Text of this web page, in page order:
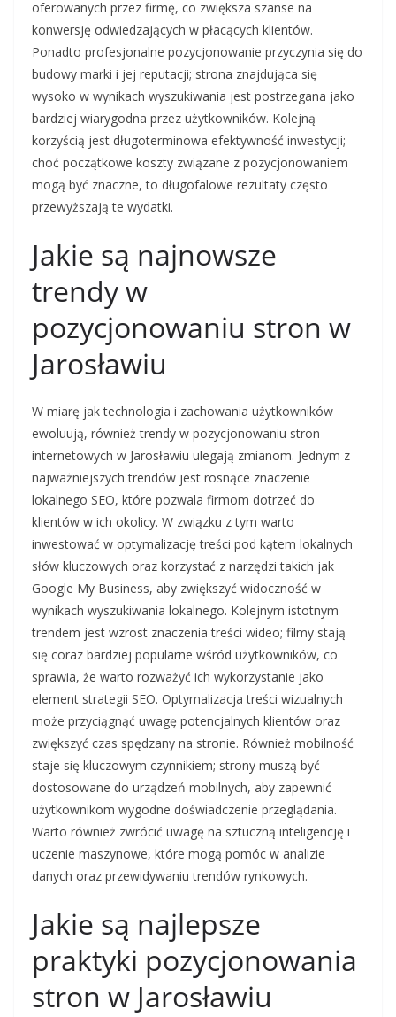
oferowanych przez firmę, co zwiększa szanse na
konwersję odwiedzających w płacących klientów.
Ponadto profesjonalne pozycjonowanie przyczynia się do
budowy marki i jej reputacji; strona znajdująca się
wysoko w wynikach wyszukiwania jest postrzegana jako
bardziej wiarygodna przez użytkowników. Kolejną
korzyścią jest długoterminowa efektywność inwestycji;
choć początkowe koszty związane z pozycjonowaniem
mogą być znaczne, to długofalowe rezultaty często
przewyższają te wydatki.
Jakie są najnowsze
trendy w
pozycjonowaniu stron w
Jarosławiu
W miarę jak technologia i zachowania użytkowników
ewoluują, również trendy w pozycjonowaniu stron
internetowych w Jarosławiu ulegają zmianom. Jednym z
najważniejszych trendów jest rosnące znaczenie
lokalnego SEO, które pozwala firmom dotrzeć do
klientów w ich okolicy. W związku z tym warto
inwestować w optymalizację treści pod kątem lokalnych
słów kluczowych oraz korzystać z narzędzi takich jak
Google My Business, aby zwiększyć widoczność w
wynikach wyszukiwania lokalnego. Kolejnym istotnym
trendem jest wzrost znaczenia treści wideo; filmy stają
się coraz bardziej popularne wśród użytkowników, co
sprawia, że warto rozważyć ich wykorzystanie jako
element strategii SEO. Optymalizacja treści wizualnych
może przyciągnąć uwagę potencjalnych klientów oraz
zwiększyć czas spędzany na stronie. Również mobilność
staje się kluczowym czynnikiem; strony muszą być
dostosowane do urządzeń mobilnych, aby zapewnić
użytkownikom wygodne doświadczenie przeglądania.
Warto również zwrócić uwagę na sztuczną inteligencję i
uczenie maszynowe, które mogą pomóc w analizie
danych oraz przewidywaniu trendów rynkowych.
Jakie są najlepsze
praktyki pozycjonowania
stron w Jarosławiu